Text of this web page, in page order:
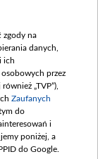
zgody na
danych,
ich
przez
„TVP”),
Zaufanych
do
i
poniżej, a
do Google.